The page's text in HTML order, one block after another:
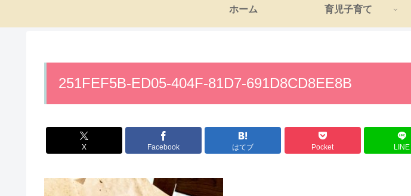
ホーム 育児子育て
251FEF5B-ED05-404F-81D7-691D8CD8EE8B
X Facebook はてブ Pocket LINE